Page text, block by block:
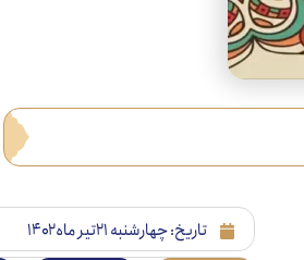
تاریخ:چهارشنبه ۲۱تیر ماه ۱۴۰۲